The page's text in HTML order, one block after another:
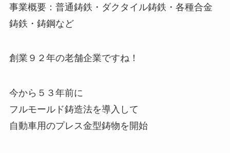
事業概要：普通鋳鉄・ダクタイル鋳鉄・各種合金
鋳鉄・鋳鋼など
創業９２年の老舗企業ですね！
今から５３年前に
フルモールド鋳造法を導入して
自動車用のプレス金型鋳物を開始